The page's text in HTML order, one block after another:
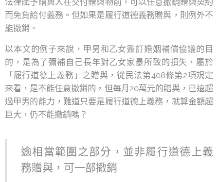
法律賦予贈與人在交付贈與物前，可以任意撤銷贈與契約
而免負給付義務。但如果是履行道德義務贈與，則例外不
能撤銷。
以本文的例子來說，甲男和乙女簽訂婚姻補償協議的目
的，是為了彌補自己長年對乙女家暴所致的損失，屬於
「履行道德上義務」之贈與，從民法第408條第2項規定
來看，是不能任意撤銷的，但每月20萬元的贈與，已遠超
過甲男的能力，難道只要是履行道德上義務，就算金額超
巨大，仍不能撤銷嗎？
逾相當範圍之部分，並非履行道德上義
務贈與，可一部撤銷